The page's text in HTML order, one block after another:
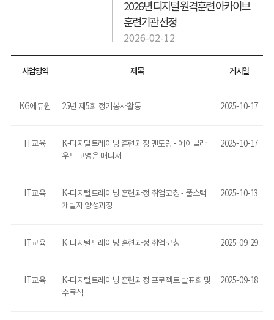
2026년 디지털 원격훈련 아카이브
훈련기관 선정
2026-02-12
사업영역 제목 게시일
KG에듀원 25년 제5회 정기봉사활동 2025-10-17
IT교육
K-디지털트레이닝 훈련과정 멘토링 - 에이클라
우드 고영은 매니저
2025-10-17
IT교육
K-디지털트레이닝 훈련과정 취업코칭 - 풀스택
개발자 양성과정
2025-10-13
IT교육 K-디지털트레이닝 훈련과정 취업코칭 2025-09-29
IT교육
K-디지털트레이닝 훈련과정 프로젝트 발표회 및
수료식
2025-09-18